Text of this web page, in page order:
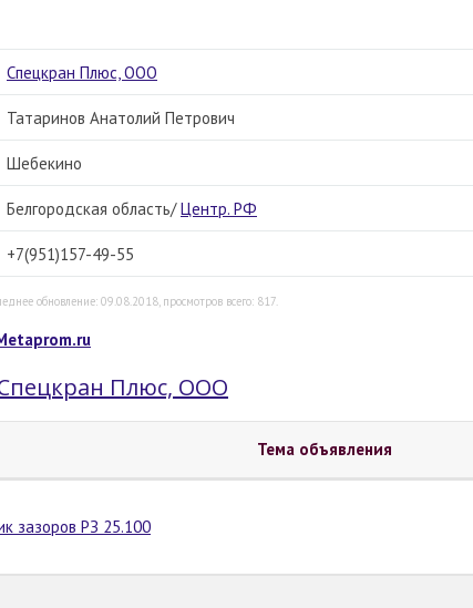
Спецкран Плюс, ООО
Татаринов Анатолий Петрович
Шебекино
Белгородская область/Центр. РФ
+7(951)157-49-55
обновление: 09.08.2018, просмотров всего: 817.
Плюс, ООО
Тема объявления
зазоров РЗ 25.100